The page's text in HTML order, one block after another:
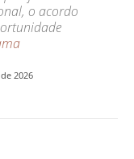
o acordo
2026